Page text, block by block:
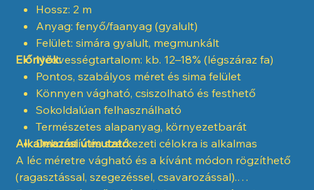
Hossz: 2 m
Anyag: fenyő/faanyag (gyalult)
Felület: simára gyalult, megmunkált
Nedvességtartalom: kb. 12–18% (légszáraz fa)
Előnyök:
Pontos, szabályos méret és sima felület
Könnyen vágható, csiszolható és festhető
Sokoldalúan felhasználható
Természetes alapanyag, környezetbarát
Dekoratív és szerkezeti célokra is alkalmas
Alkalmazási útmutató:
A léc méretre vágható és a kívánt módon rögzíthető
(ragasztással, szegezéssel, csavarozással).